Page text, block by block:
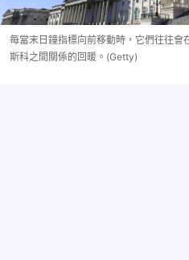
每當末日鐘指標向前移動時，它們往往
斯科之間關係的回暖。(Getty)